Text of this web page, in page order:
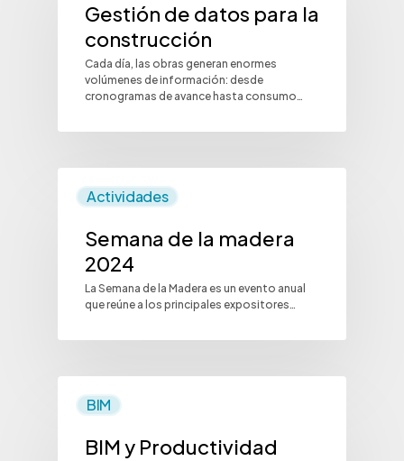
Gestión de datos para la
construcción
Cada día, las obras generan enormes
volúmenes de información: desde
cronogramas de avance hasta consumo…
Actividades
Semana de la madera
2024
La Semana de la Madera es un evento anual
que reúne a los principales expositores…
BIM
BIM y Productividad